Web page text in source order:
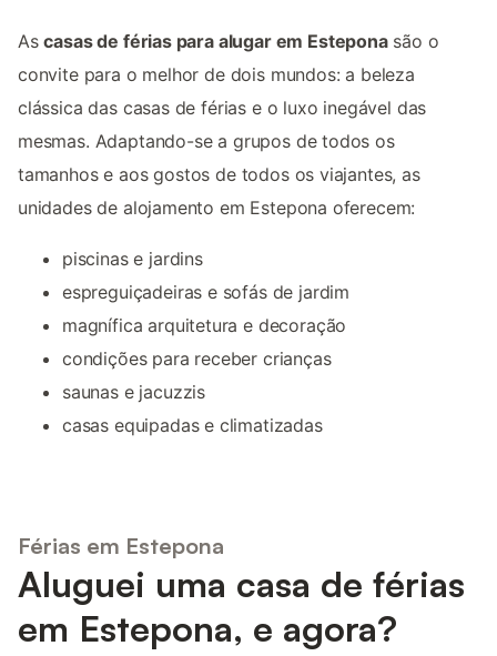
Ascasas de férias para alugar em Esteponasão o
convite para o melhor de dois mundos: a beleza
clássica das casas de férias e o luxo inegável das
mesmas. Adaptando-se a grupos de todos os
tamanhos e aos gostos de todos os viajantes, as
unidades de alojamento em Estepona oferecem:
piscinas e jardins
espreguiçadeiras e sofás de jardim
magnífica arquitetura e decoração
condições para receber crianças
saunas e jacuzzis
casas equipadas e climatizadas
Férias em Estepona
Aluguei uma casa de férias
em Estepona, e agora?